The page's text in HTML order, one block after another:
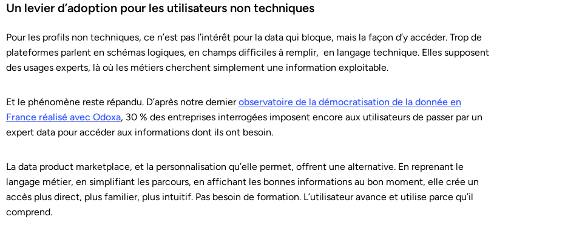
Un levier d’adoption pour les utilisateurs non techniques
Pour les profils non techniques, ce n’est pas l’intérêt pour la data qui bloque, mais la façon d’y accéder. Trop de
plateformes parlent en schémas logiques, en champs difficiles à remplir, en langage technique. Elles supposent
des usages experts, là où les métiers cherchent simplement une information exploitable.
Et le phénomène reste répandu. D’après notre dernierobservatoire de la démocratisation de la donnée en
France réalisé avec Odoxa, 30 % des entreprises interrogées imposent encore aux utilisateurs de passer par un
expert data pour accéder aux informations dont ils ont besoin.
La data product marketplace, et la personnalisation qu’elle permet, offrent une alternative. En reprenant le
langage métier, en simplifiant les parcours, en affichant les bonnes informations au bon moment, elle crée un
accès plus direct, plus familier, plus intuitif. Pas besoin de formation. L’utilisateur avance et utilise parce qu’il
comprend.